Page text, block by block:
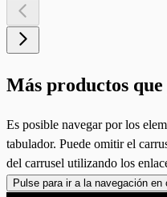
Más productos
Es posible navegar por los
tabulador. Puede omitir el
del carrusel utilizando los
Pulse para ir a la navegación en